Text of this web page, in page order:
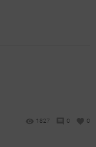
1827 0 0